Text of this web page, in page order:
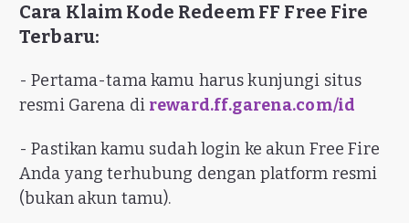
Cara Klaim Kode Redeem FF Free Fire
Terbaru:
- Pertama-tama kamu harus kunjungi situs
resmi Garena di reward.ff.garena.com/id
- Pastikan kamu sudah login ke akun Free Fire
Anda yang terhubung dengan platform resmi
(bukan akun tamu).